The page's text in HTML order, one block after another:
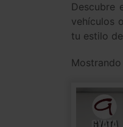
Descubre
vehículos
tu estilo